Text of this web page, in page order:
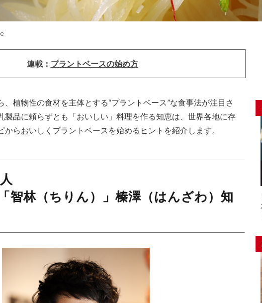
連載： プラントベースの始め方
、植物性の食材を主体とする“プラントベース”な食事法が注目さ
製品に頼らずとも「おいしい」料理を作る知恵は、世界各地に存
からおいしくプラントベースを始めるヒントを紹介します。
智林（ちりん）」榛澤（はんざわ）知